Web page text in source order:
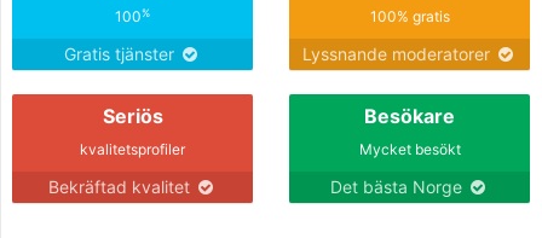
100%
Gratis tjänster
100% gratis
Lyssnande moderatorer
Seriös
kvalitetsprofiler
Bekräftad kvalitet
Besökare
Mycket besökt
Det bästa Norge